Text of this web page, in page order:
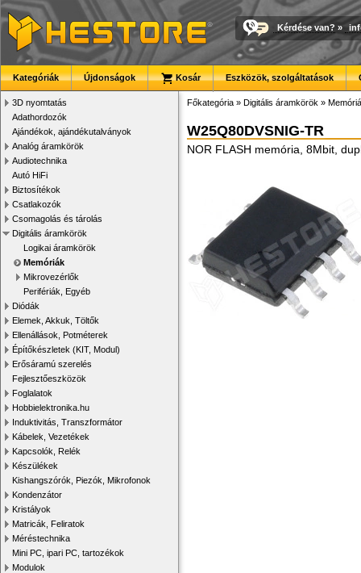
Kérdése van? »
Kategóriák Újdonságok Kosár Eszközök, szolgáltatások
3D nyomtatás
Adathordozók
Ajándékok, ajándékutalványok
Analóg áramkörök
Audiotechnika
Autó HiFi
Biztosítékok
Csatlakozók
Csomagolás és tárolás
Digitális áramkörök
Logikai áramkörök
Memóriák
Mikrovezérlők
Perifériák, Egyéb
Diódák
Elemek, Akkuk, Töltők
Ellenállások, Potméterek
Építőkészletek (KIT, Modul)
Erősáramú szerelés
Fejlesztőeszközök
Foglalatok
Hobbielektronika.hu
Induktivitás, Transzformátor
Kábelek, Vezetékek
Kapcsolók, Relék
Készülékek
Kishangszórók, Piezók, Mikrofonok
Kondenzátor
Kristályok
Matricák, Feliratok
Méréstechnika
Mini PC, ipari PC, tartozékok
Modulok
Főkategória » Digitális áramkörök »
W25Q80DVSNIG-TR
NOR FLASH memória, 8Mbit,